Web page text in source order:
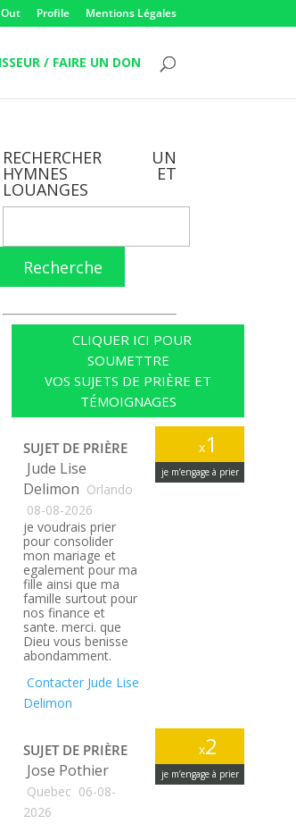
Profile Mentions Légales
/ FAIRE UN DON
RECHERCHER UN
HYMNES ET
LOUANGES
Recherche
CLIQUER ICI POUR
SOUMETTRE
VOS SUJETS DE PRIÈRE ET
TÉMOIGNAGES
x1
je m’engage à prier
SUJET DE PRIÈRE
Jude Lise
Delimon Orlando
08-08-2026
je voudrais prier
pour consolider
mon mariage et
egalement pour ma
fille ainsi que ma
famille surtout pour
nos finance et
sante. merci. que
Dieu vous benisse
abondamment.
Contacter Jude Lise
Delimon
x2
je m’engage à prier
SUJET DE PRIÈRE
Jose Pothier
Quebec 06-08-
2026